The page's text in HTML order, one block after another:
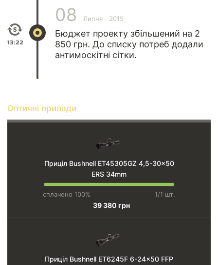
13:22
08 Липня 2015
Бюджет проекту збільшений на 2
850 грн. До списку потреб додали
антимоскітні сітки.
Оптичні прилади
Приціл Bushnell ET45305GZ 4,5-30x50
ERS 34mm
сплачено 100% 1/1 шт.
39 380 грн
Приціл Bushnell ET6245F 6-24x50 FFP